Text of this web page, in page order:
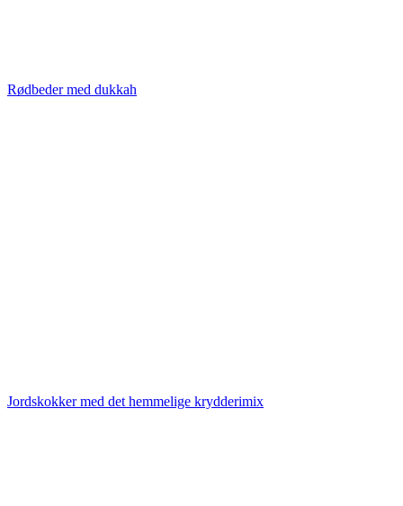
Rødbeder med dukkah
Jordskokker med det hemmelige krydderimix